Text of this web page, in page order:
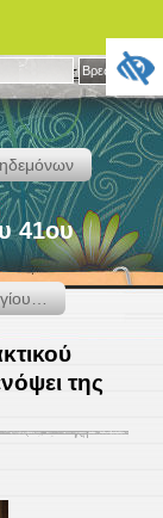
Βρες το »
41ου
της